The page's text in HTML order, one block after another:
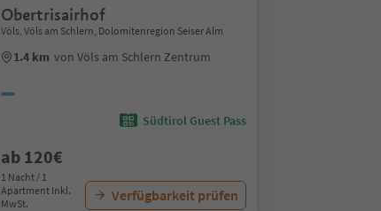
Obertrisairhof
Völs, Völs am Schlern, Dolomitenregion Seiser Alm
1.4 km von Völs am Schlern Zentrum
Südtirol Guest Pass
ab 120€
1 Nacht / 1
Apartment Inkl.
MwSt.
Verfügbarkeit prüfen